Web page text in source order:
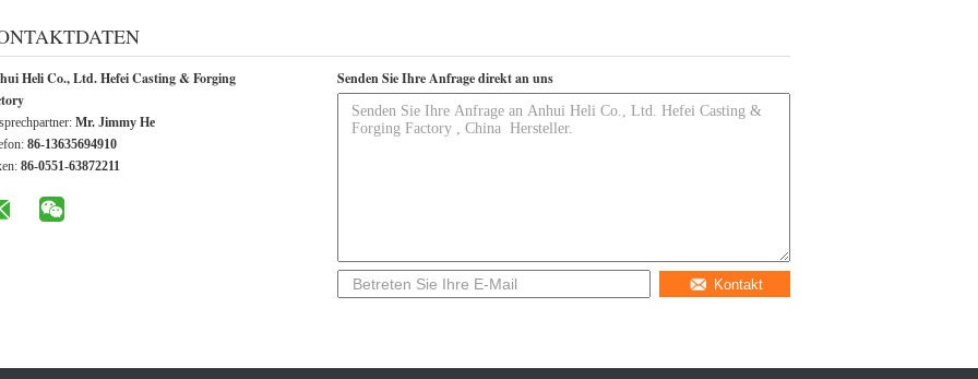
Heli Co., Ltd. Hefei Casting & Forging
Mr. Jimmy He
86-13635694910
86-0551-63872211
Senden Sie Ihre Anfrage direkt an uns
Kontakt